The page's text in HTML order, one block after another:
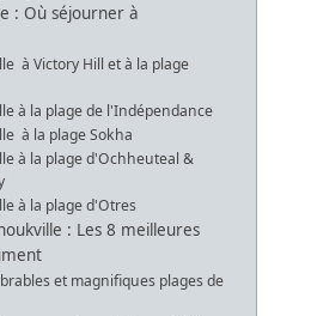
: Où séjourner à
à Victory Hill et à la plage
à la plage de l'Indépendance
à la plage Sokha
à la plage d'Ochheuteal &
à la plage d'Otres
: Les 8 meilleures
et magnifiques plages de